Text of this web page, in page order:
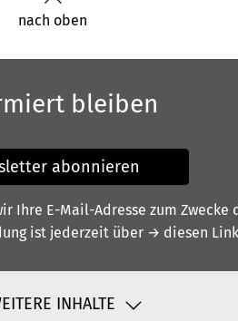
nach oben
bleiben
abonnieren
E-Mail-Adresse zum
ist jederzeit über → diesen Link
INHALTE